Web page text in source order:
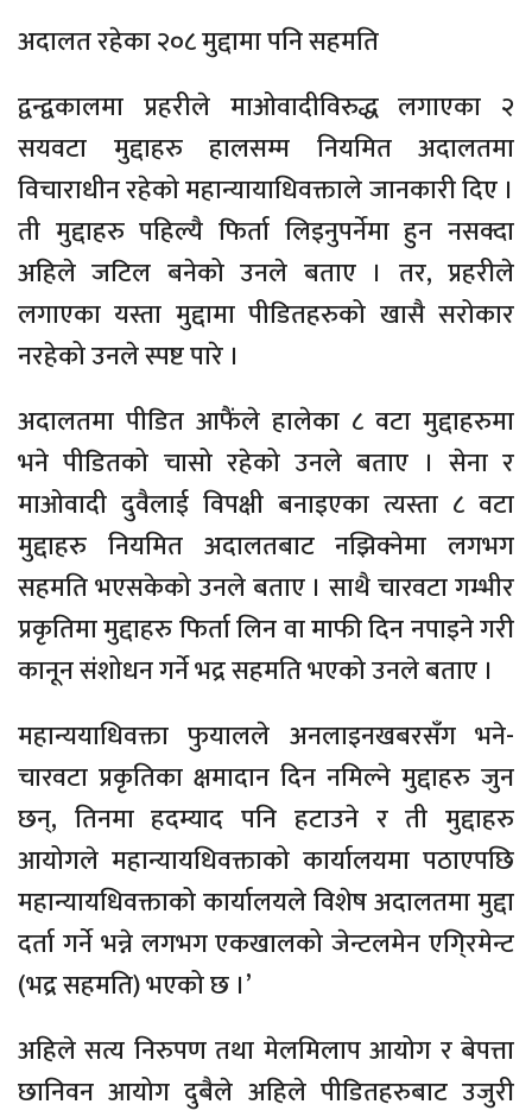
अदालत रहेका २०८ मुद्दामा पनि सहमति
द्वन्द्वकालमा प्रहरीले माओवादीविरुद्ध लगाएका २
सयवटा मुद्दाहरु हालसम्म नियमित अदालतमा
विचाराधीन रहेको महान्यायाधिवक्ताले जानकारी दिए ।
ती मुद्दाहरु पहिल्यै फिर्ता लिइनुपर्नेमा हुन नसक्दा
अहिले जटिल बनेको उनले बताए । तर, प्रहरीले
लगाएका यस्ता मुद्दामा पीडितहरुको खासै सरोकार
नरहेको उनले स्पष्ट पारे ।
अदालतमा पीडित आफैंले हालेका ८ वटा मुद्दाहरुमा
भने पीडितको चासो रहेको उनले बताए । सेना र
माओवादी दुवैलाई विपक्षी बनाइएका त्यस्ता ८ वटा
मुद्दाहरु नियमित अदालतबाट नझिक्नेमा लगभग
सहमति भएसकेको उनले बताए । साथै चारवटा गम्भीर
प्रकृतिमा मुद्दाहरु फिर्ता लिन वा माफी दिन नपाइने गरी
कानून संशोधन गर्ने भद्र सहमति भएको उनले बताए ।
महान्ययाधिवक्ता फुयालले अनलाइनखबरसँग भने-
चारवटा प्रकृतिका क्षमादान दिन नमिल्ने मुद्दाहरु जुन
छन्, तिनमा हदम्याद पनि हटाउने र ती मुद्दाहरु
आयोगले महान्यायधिवक्ताको कार्यालयमा पठाएपछि
महान्यायधिवक्ताको कार्यालयले विशेष अदालतमा मुद्दा
दर्ता गर्ने भन्ने लगभग एकखालको जेन्टलमेन एगि्रमेन्ट
(भद्र सहमति) भएको छ ।’
अहिले सत्य निरुपण तथा मेलमिलाप आयोग र बेपत्ता
छानिवन आयोग दुबैले अहिले पीडितहरुबाट उजुरी